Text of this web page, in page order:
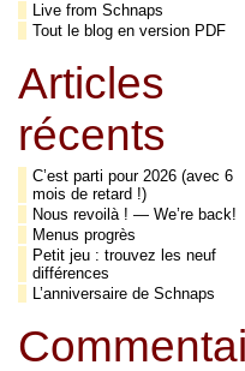
Live from Schnaps
Tout le blog en version PDF
Articles
récents
C’est parti pour 2026 (avec 6
mois de retard !)
Nous revoilà ! — We’re back!
Menus progrès
Petit jeu : trouvez les neuf
différences
L’anniversaire de Schnaps